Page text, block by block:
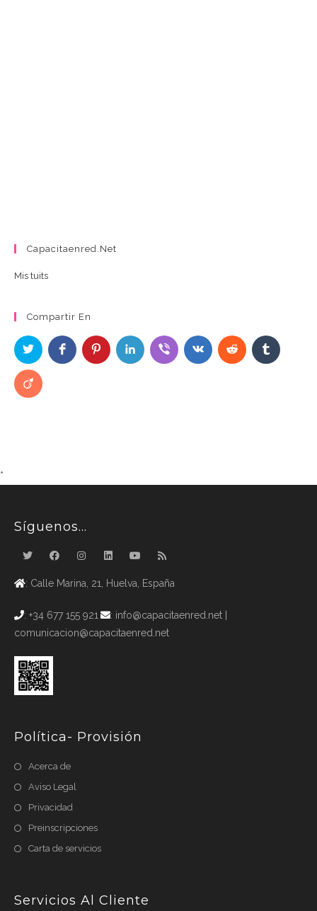
Capacitaenred.net
Mis tuits
Compartir En
*
Síguenos…
: Calle Marina, 21, Huelva, España
: +34 677 155 921
: info@capacitaenred.net |
comunicacion@capacitaenred.net
Política- Provisión
Acerca de
Aviso Legal
Privacidad
Preinscripciones
Carta de servicios
Servicios Al Cliente